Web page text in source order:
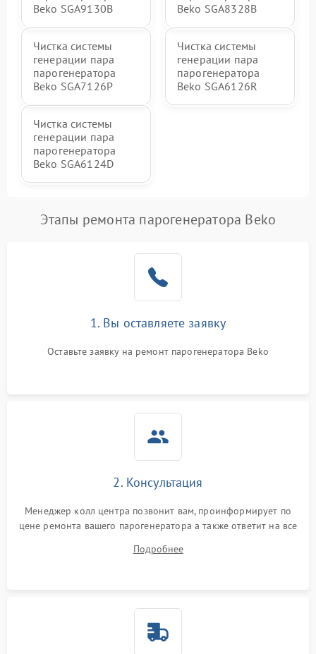
Beko SGA9130B
Beko SGA8328B
Чистка системы
генерации пара
парогенератора
Beko SGA7126P
Чистка системы
генерации пара
парогенератора
Beko SGA6126R
Чистка системы
генерации пара
парогенератора
Beko SGA6124D
Этапы ремонта парогенератора Beko
1. Вы оставляете заявку
Оставьте заявку на ремонт парогенератора Beko
2. Консультация
Менеджер колл центра позвонит вам, проинформирует по
цене ремонта вашего парогенератора а также ответит на все
Подробнее